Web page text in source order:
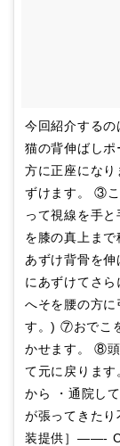
今回紹介する
猫の背伸ばし
方に正座にな
ずけます。 ③
って視線を手
を膝の真上ま
あずけ背骨を
にあずけてさ
へそを腰の方に
す。) ⑦おでこ
かせます。 ⑧頭
て元に戻りま
から ・通院し
が張ってきた
装提供］——-